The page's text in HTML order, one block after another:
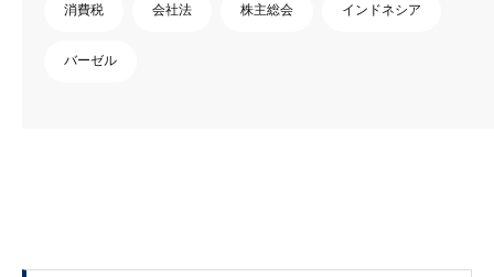
消費税 会社法 株主総会 インドネシア
バーゼル